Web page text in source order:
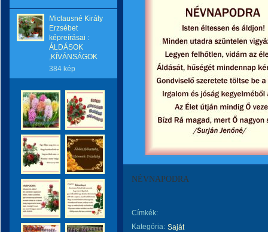
Miclausné Király
Erzsébet
képreírásai :
ÁLDÁSOK
,KÍVÁNSÁGOK
384 kép
NÉVNAPODRA
Címkék:
Kategória: Saját